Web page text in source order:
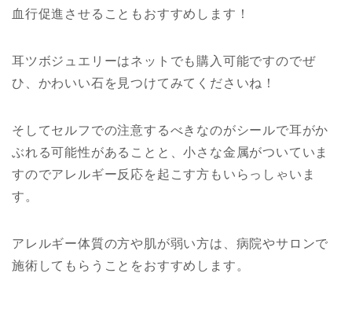
血行促進させることもおすすめします！
耳ツボジュエリーはネットでも購入可能ですのでぜ
ひ、かわいい石を見つけてみてくださいね！
そしてセルフでの注意するべきなのがシールで耳がか
ぶれる可能性があることと、小さな金属がついていま
すのでアレルギー反応を起こす方もいらっしゃいま
す。
アレルギー体質の方や肌が弱い方は、病院やサロンで
施術してもらうことをおすすめします。